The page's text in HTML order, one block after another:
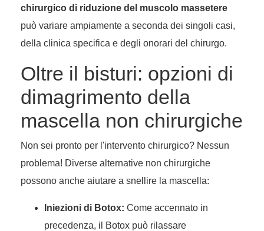
chirurgico di riduzione del muscolo massetere
può variare ampiamente a seconda dei singoli casi,
della clinica specifica e degli onorari del chirurgo.
Oltre il bisturi: opzioni di
dimagrimento della
mascella non chirurgiche
Non sei pronto per l'intervento chirurgico? Nessun
problema! Diverse alternative non chirurgiche
possono anche aiutare a snellire la mascella:
Iniezioni di Botox: Come accennato in
precedenza, il Botox può rilassare